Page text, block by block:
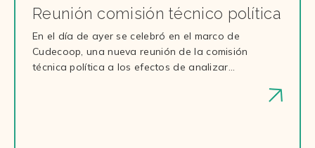
Reunión comisión técnico política
En el día de ayer se celebró en el marco de
Cudecoop, una nueva reunión de la comisión
técnica política a los efectos de analizar…